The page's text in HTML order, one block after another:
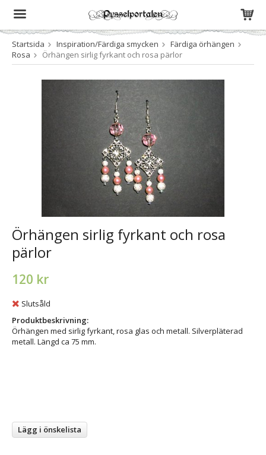
Produkten har blivit tillagd i varukorgen
Startsida Inspiration/Färdiga smycken
Färdiga örhängen
Rosa
Örhängen sirlig fyrkant och rosa pärlor
Örhängen sirlig fyrkant och rosa
pärlor
120 kr
Slutsåld
Produktbeskrivning:
Örhängen med sirlig fyrkant, rosa glas och metall. Silverpläterad
metall. Längd ca 75 mm.
Lägg i önskelista